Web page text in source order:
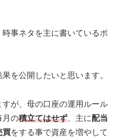
事ネタを主に書いているポ
を公開したいと思います。
が、母の口座の運用ルール
月の積立てはせず 、主に配当
買をする事で資産を増やして